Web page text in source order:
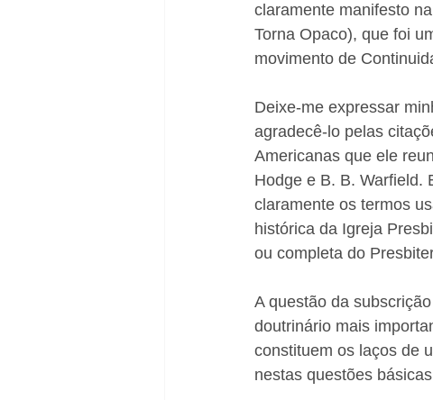
claramente manifesto
Torna Opaco), que foi
movimento de
Deixe-me expressar
agradecê-lo pelas
Americanas que ele
Hodge e B. B. Warfield.
claramente os termos
histórica da Igreja
ou completa do
A questão da
doutrinário mais
constituem os laços de
nestas questões